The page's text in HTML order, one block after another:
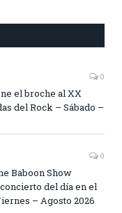
0
el broche al XX
del Rock – Sábado –
0
Baboon Show
del día en el
– Agosto 2026